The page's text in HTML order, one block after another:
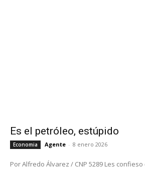
Es el petróleo, estúpido
Economia Agente - 8 enero 2026
Por Alfredo Álvarez / CNP 5289 Les